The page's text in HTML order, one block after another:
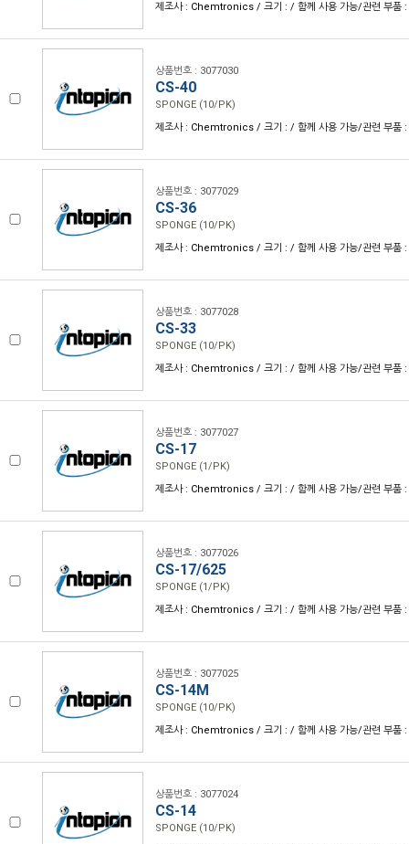
제조사 : Chemtronics / 크기 : / 함께 사용 가능/관련 부품 :
상품번호 : 3077030
CS-40
SPONGE (10/PK)
제조사 : Chemtronics / 크기 : / 함께 사용 가능/관련 부품 :
상품번호 : 3077029
CS-36
SPONGE (10/PK)
제조사 : Chemtronics / 크기 : / 함께 사용 가능/관련 부품 :
상품번호 : 3077028
CS-33
SPONGE (10/PK)
제조사 : Chemtronics / 크기 : / 함께 사용 가능/관련 부품 :
상품번호 : 3077027
CS-17
SPONGE (1/PK)
제조사 : Chemtronics / 크기 : / 함께 사용 가능/관련 부품 :
상품번호 : 3077026
CS-17/625
SPONGE (1/PK)
제조사 : Chemtronics / 크기 : / 함께 사용 가능/관련 부품 :
상품번호 : 3077025
CS-14M
SPONGE (10/PK)
제조사 : Chemtronics / 크기 : / 함께 사용 가능/관련 부품 :
상품번호 : 3077024
CS-14
SPONGE (10/PK)